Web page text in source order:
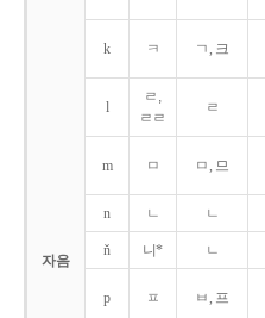
자음
k ㅋ ㄱ, 크
l
ㄹ,
ㄹㄹ
ㄹ
m ㅁ ㅁ, 므
n ㄴ ㄴ
ň 니* ㄴ
p ㅍ ㅂ, 프